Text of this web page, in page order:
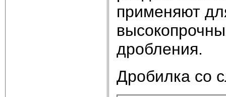
применяют
дробления.
Дробилка со